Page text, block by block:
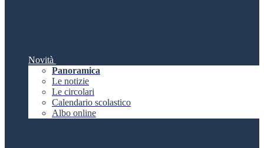
Novità
Panoramica
Le notizie
Le circolari
Calendario scolastico
Albo online